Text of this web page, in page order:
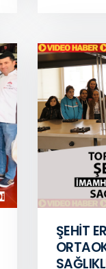
ŞEHİT